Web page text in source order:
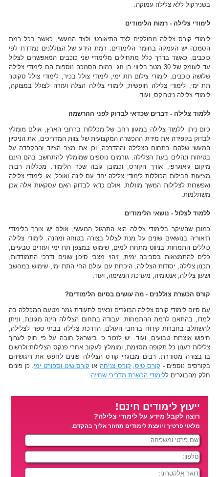
בשנירקול ללא צלילה עמוקה.
לימודי צלילה - רמות הלימודים
לימודי קורס צלילה מחולקים לצד התיאורטי ולצד המעשי, כאשר בכל רמת
הסמכה יש העמקה בחומר הלימודים. רמת הידע של הצוללנים נמדדת לפי
כוכבים, כאשר בדרך כלל מתחילים מלימודי שני כוכבים המאפשרים לצלול
עד לעומק של 30 מטר בליווי בן זוג. רמות הסמכה נוספות הם לימודי צלילה
שלושה כוכבים, לימודי צילום תת ימי, לימודי צולל בכיר, לימודי צולל סקוטר
תת ימי, לימודי צלילה חופשית, לימודי צלילה הצלה ועזרה לצולל במצוקה,
לימודי צלילה ניטרוקס, ועוד.
ללמוד צלילה - דברים שכדאי לבדוק לפני ההרשמה
כיום ניתן ללמוד צלילה במגוון רחב של מכללות ברחבי הארץ, אולם מומלץ
לבדוק בקפידה את מידת ההכשרה המקצועית של צוות המדריכים, את הניסיון
המעשי שלהם בתחום הצלילה וההדרכה, וכן את מצב הציוד וההקפדה על
בטיחות ונהלים בעת הצלילה. גורמים נוספים שמומלץ להתחשב בהם הינם
מיקום גיאוגרפי, אורך הקורס, וכמובן גובה שכר הלימוד. מכללות רבות
מציעות חבילות הכוללות לימודי צלילה יחד עם לינה ואוכל, או לימודי צלילה
ואפשרות לצלילות המשך מוזלות, אולם כדאי לבדוק האם עסקאות אלה אכן
משתלמות.
ללמוד לצלול - נושאי הלימודים
כמובן שהעיקר בלימודי צלילה הוא התרגול המעשי, אולם יש צורך בלימודי
תיאוריה בנושאים שונים על מנת לצלול בצורה בטוחה ומהנה. לימודי צלילה
כוללים התמחות בניווט מתחת למים, שימוש במצפן תת ימי ועזרים טבעיים,
כלים להתמצאות בסביבה ימית, זיהוי מצבי סיכון שונים ודרכי התמודדות,
תכנון צלילה, יסודות הצלילה, היכרות עם עולם החי התת ימי, שימוש במחשב
ושעון צלילה, אנטומיה, מערכת הנשימה, ועוד.
קורס הכשרת צוללנים - מה עושים בסיום הלימודים?
עם סיום לימודי קורס צלילה הבוגרים זכאים לתעודת גמר מטעם המכללה בה
למדו, בהתאם לרמת ההתמחות. עבודה בתחום הצלילה הינה מגוונת, וניתן
להשתלב בחברות קידוח ברחבי העולם, הדרכת צלילה בבתי ספר לצלילה,
חיפוש אוצרות טבועים, ועוד. יש לזכור כי בישראל חובה על פי חוק לערוך
צלילות רענון כל תקופה מסוימת, ומומלץ לעקוב אחרי פנקס הצלילות ולרשום
בו בצורה מסודרת. רבים מבוגרי קורס הצלילה פונים לחפש את ריגושיהם
בקורסים נוספים - קורס טיס, קורס צניחה או קורס שיט וספורט ימי . כן פונים
חלק מהבוגרים ללימודי הכשרת מדריכי שחייה
ייעוץ לימודים חינם!
רוצה לקבל מידע על לימודי צלילה?
מלא/י פרטיך ויועצת לימודים תחזור אליך בהקדם.